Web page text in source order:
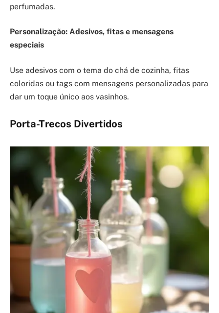
perfumadas.
Personalização: Adesivos, fitas e mensagens
especiais
Use adesivos com o tema do chá de cozinha, fitas
coloridas ou tags com mensagens personalizadas para
dar um toque único aos vasinhos.
Porta-Trecos Divertidos